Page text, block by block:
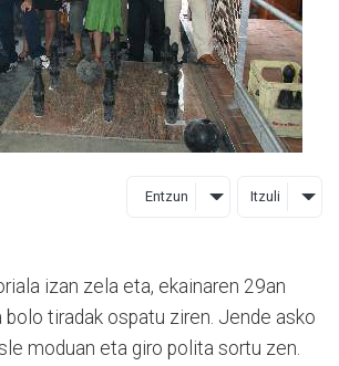
Entzun Itzuli
izan zela eta, ekainaren 29an
tiradak ospatu ziren. Jende asko
moduan eta giro polita sortu zen.